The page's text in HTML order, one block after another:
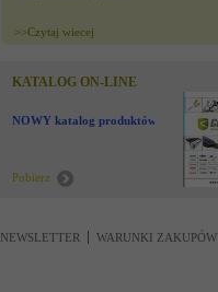
>>Czytaj wiecej
KATALOG ON-LINE
NOWY katalog produktów !
Pobierz
NEWSLETTER WARUNKI ZAKUPÓW